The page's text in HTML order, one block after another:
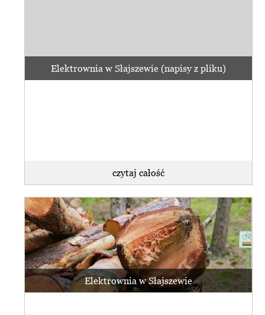
Elektrownia w Słajszewie (napisy z pliku)
czytaj całość
Elektrownia w Słajszewie